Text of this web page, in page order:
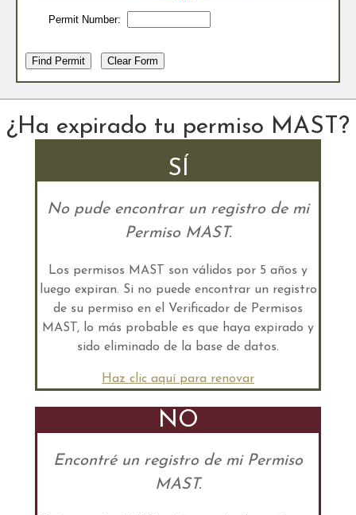
¿Ha expirado tu permiso MAST?
SÍ
No pude encontrar un registro de mi
Permiso MAST.
Los permisos MAST son válidos por 5 años y
luego expiran. Si no puede encontrar un registro
de su permiso en el Verificador de Permisos
MAST, lo más probable es que haya expirado y
sido eliminado de la base de datos.
Haz clic aquí para renovar
NO
Encontré un registro de mi Permiso
MAST.